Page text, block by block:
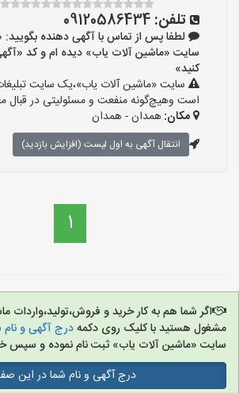
تلفن: 09120586434
لطفا پس از تماس با آگهی دهنده بگویید:
کنید»
سایت «ماشین آلات یاب»،یک سایت
است وهیچ‌گونه منفعت و مسئولیتی در قبال
مکان:همدان - همدان
انتقال آگهی به اول لیست (افزایش بازدید)
1
اگر شما هم به کار خرید و فروش،تولید،واردات
مشغول هستید با کلیک روی دکمهدرج آگهی و
سایت «ماشین آلات یاب» ثبت نام نموده و سپس
درج آگهی و نام شما در این